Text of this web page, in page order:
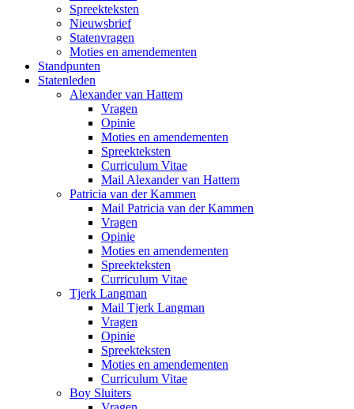
Spreekteksten
Nieuwsbrief
Statenvragen
Moties en amendementen
Standpunten
Statenleden
Alexander van Hattem
Vragen
Opinie
Moties en amendementen
Spreekteksten
Curriculum Vitae
Mail Alexander van Hattem
Patricia van der Kammen
Mail Patricia van der Kammen
Vragen
Opinie
Moties en amendementen
Spreekteksten
Curriculum Vitae
Tjerk Langman
Mail Tjerk Langman
Vragen
Opinie
Spreekteksten
Moties en amendementen
Curriculum Vitae
Boy Sluiters